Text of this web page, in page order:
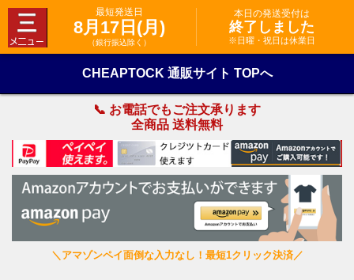
最短発送日
8月17日(月)
（銀行振込除く）
本日の発送受付は
終了しました
※日曜・祝日は休業日
CHEAPTOCK 通販サイト TOPへ
📞 お電話でもご注文承ります
全商品 送料無料
＼アマゾンペイ面倒な入力なし！最短1クリック決済／